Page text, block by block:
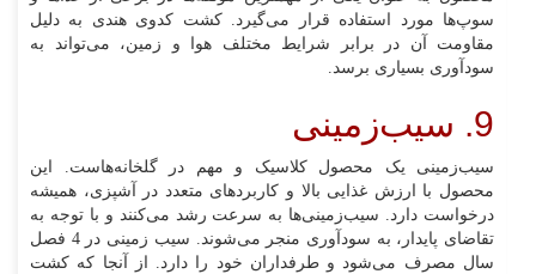
سوپ‌ها مورد استفاده قرار می‌گیرد. کشت کدوی هندی به دلیل
مقاومت آن در برابر شرایط مختلف هوا و زمین، می‌تواند به
سودآوری بسیاری برسد.
9. سیب‌زمینی
سیب‌زمینی یک محصول کلاسیک و مهم در گلخانه‌هاست. این
محصول با ارزش غذایی بالا و کاربردهای متعدد در آشپزی، همیشه
درخواست دارد. سیب‌زمینی‌ها به سرعت رشد می‌کنند و با توجه به
تقاضای پایدار، به سودآوری منجر می‌شوند. سیب زمینی در 4 فصل
سال مصرف می‌شود و طرفداران خود را دارد. از آنجا که کشت